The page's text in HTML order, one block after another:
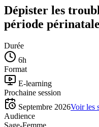
Dépister les
période périnatale
Durée
6h
Format
E-learning
Prochaine session
Septembre 2026Voir les
Audience
Sage-Femme